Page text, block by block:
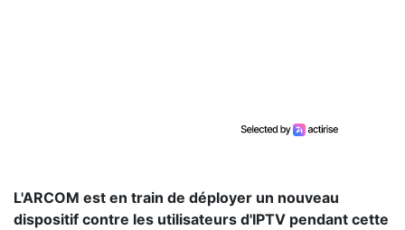
L'ARCOM est en train de déployer un nouveau
dispositif contre les utilisateurs d'IPTV pendant cette